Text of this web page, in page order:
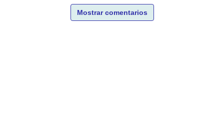
Mostrar comentarios